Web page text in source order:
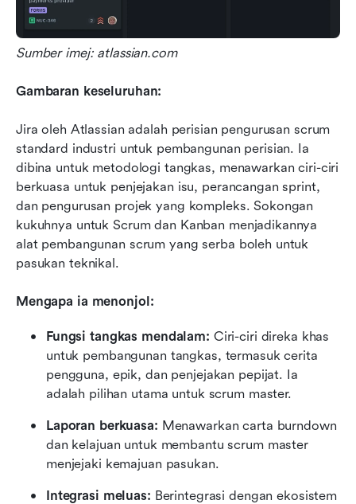
Sumber imej: atlassian.com
Gambaran keseluruhan:
Jira oleh Atlassian adalah perisian pengurusan scrum
standard industri untuk pembangunan perisian. Ia
dibina untuk metodologi tangkas, menawarkan ciri-ciri
berkuasa untuk penjejakan isu, perancangan sprint,
dan pengurusan projek yang kompleks. Sokongan
kukuhnya untuk Scrum dan Kanban menjadikannya
alat pembangunan scrum yang serba boleh untuk
pasukan teknikal.
Mengapa ia menonjol:
Fungsi tangkas mendalam: Ciri-ciri direka khas
untuk pembangunan tangkas, termasuk cerita
pengguna, epik, dan penjejakan pepijat. Ia
adalah pilihan utama untuk scrum master.
Laporan berkuasa: Menawarkan carta burndown
dan kelajuan untuk membantu scrum master
menjejaki kemajuan pasukan.
Integrasi meluas: Berintegrasi dengan ekosistem